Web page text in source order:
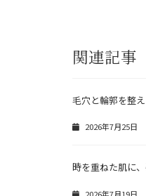
関連記事
毛穴と輪郭を整
2026年7月25日
時を重ねた肌に
2026年7月19日